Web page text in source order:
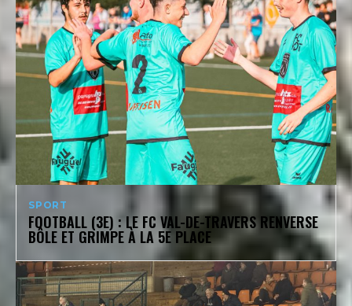
SPORT
FOOTBALL (3E) : LE FC VAL-DE-TRAVERS RENVERSE
BÔLE ET GRIMPE À LA 5E PLACE